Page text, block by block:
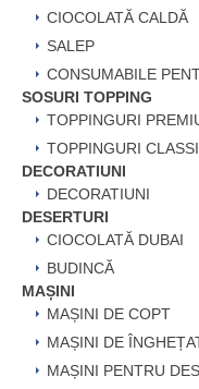
CIOCOLATĂ CALDĂ
SALEP
CONSUMABILE
SOSURI TOPPING
TOPPINGURI
TOPPINGURI
DECORATIUNI
DECORATIUNI
DESERTURI
CIOCOLATĂ DUBAI
BUDINCĂ
MAȘINI
MAȘINI DE COPT
MAȘINI DE
MAȘINI PENTRU